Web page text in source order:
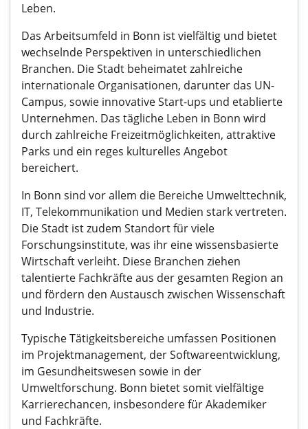
Leben.
Das Arbeitsumfeld in Bonn ist vielfältig und bietet
wechselnde Perspektiven in unterschiedlichen
Branchen. Die Stadt beheimatet zahlreiche
internationale Organisationen, darunter das UN-
Campus, sowie innovative Start-ups und etablierte
Unternehmen. Das tägliche Leben in Bonn wird
durch zahlreiche Freizeitmöglichkeiten, attraktive
Parks und ein reges kulturelles Angebot
bereichert.
In Bonn sind vor allem die Bereiche Umwelttechnik,
IT, Telekommunikation und Medien stark vertreten.
Die Stadt ist zudem Standort für viele
Forschungsinstitute, was ihr eine wissensbasierte
Wirtschaft verleiht. Diese Branchen ziehen
talentierte Fachkräfte aus der gesamten Region an
und fördern den Austausch zwischen Wissenschaft
und Industrie.
Typische Tätigkeitsbereiche umfassen Positionen
im Projektmanagement, der Softwareentwicklung,
im Gesundheitswesen sowie in der
Umweltforschung. Bonn bietet somit vielfältige
Karrierechancen, insbesondere für Akademiker
und Fachkräfte.